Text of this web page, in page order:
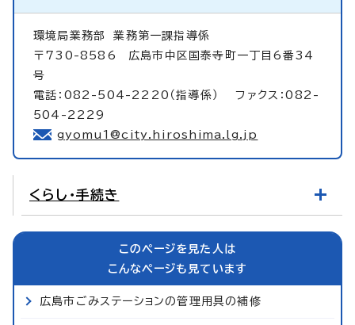
環境局業務部業務第一課指導係
〒730-8586 広島市中区国泰寺町一丁目6番34
号
電話：082-504-2220（指導係） ファクス：082-
504-2229
gyomu1@city.hiroshima.lg.jp
くらし・手続き
このページを見た人は
こんなページも見ています
広島市ごみステーションの管理用具の補修